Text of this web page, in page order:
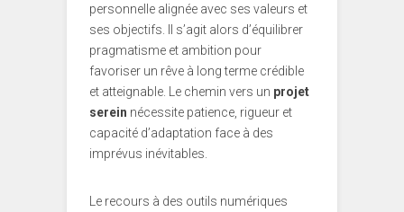
personnelle alignée avec ses valeurs et
ses objectifs. Il s’agit alors d’équilibrer
pragmatisme et ambition pour
favoriser un rêve à long terme crédible
et atteignable. Le chemin vers un projet
serein nécessite patience, rigueur et
capacité d’adaptation face à des
imprévus inévitables.
Le recours à des outils numériques